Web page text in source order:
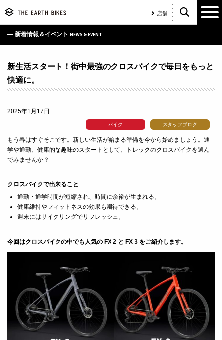
店舗
新着情報＆イベント NEWS & EVENT
新生活スタート！街中最強のクロスバイクで毎日をもっと
快適に。
2025年1月17日
バイク スタッフブログ
もう春はすぐそこです。新しい生活が始まる準備を今から始めましょう。通
学や通勤、健康的な趣味のスタートとして、トレックのクロスバイクを選ん
でみませんか？
クロスバイクで出来ること
通勤・通学時間が短縮され、時間に余裕が生まれる。
健康維持やフィットネスの効果も期待できる。
週末にはサイクリングでリフレッシュ。
今回はクロスバイクの中でも人気の FX 2 と FX 3 をご紹介します。